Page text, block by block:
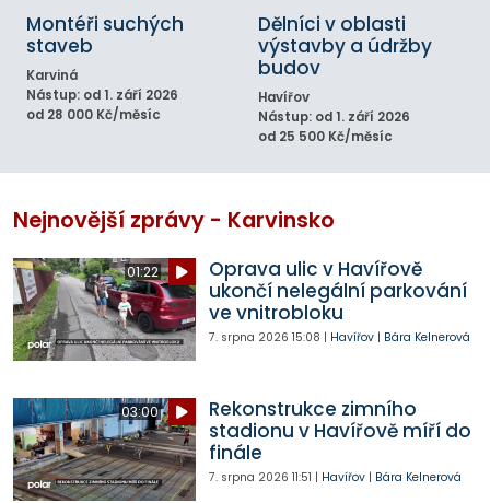
Montéři suchých
staveb
Karviná
Nástup: od 1. září 2026
od 28 000 Kč/měsíc
Dělníci v oblasti
výstavby a údržby
budov
Havířov
Nástup: od 1. září 2026
od 25 500 Kč/měsíc
Nejnovější zprávy - Karvinsko
01:22
Oprava ulic v Havířově
ukončí nelegální parkování
ve vnitrobloku
7. srpna 2026 15:08 | Havířov| Bára Kelnerová
03:00
Rekonstrukce zimního
stadionu v Havířově míří do
finále
7. srpna 2026 11:51 | Havířov| Bára Kelnerová